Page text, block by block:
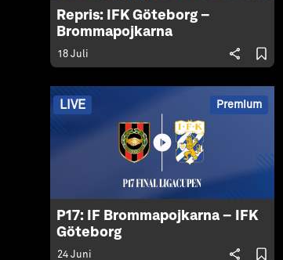
Repris: IFK Göteborg –
Brommapojkarna
18 Juli
LIVE Premium
P17: IF Brommapojkarna – IFK
Göteborg
24 Juni